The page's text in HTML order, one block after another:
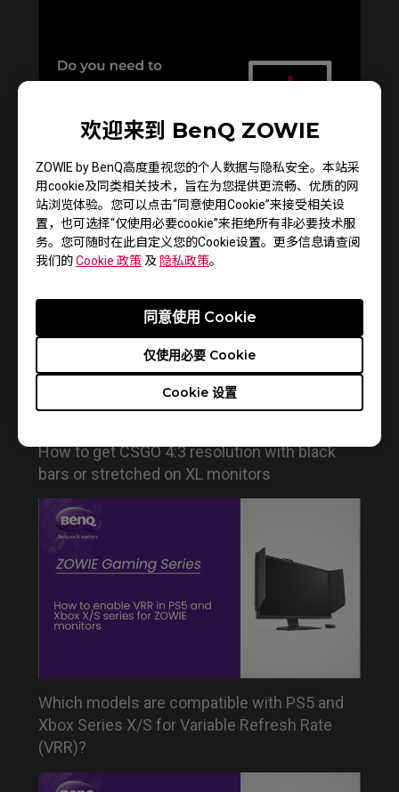
欢迎来到 BenQ ZOWIE
ZOWIE by BenQ高度重视您的个人数据与隐私安全。本站采
用cookie及同类相关技术，旨在为您提供更流畅、优质的网
站浏览体验。您可以点击“同意使用Cookie”来接受相关设
置，也可选择“仅使用必要cookie”来拒绝所有非必要技术服
务。您可随时在此自定义您的Cookie设置。更多信息请查阅
我们的Cookie 政策 及 隐私政策。
Cookie 设置
仅使用必要 Cookie
同意使用 Cookie
Do you need to install the monitor driver in XL
series?
How to get CSGO 4:3 resolution with black
bars or stretched on XL monitors
Which models are compatible with PS5 and
Xbox Series X/S for Variable Refresh Rate
(VRR)?